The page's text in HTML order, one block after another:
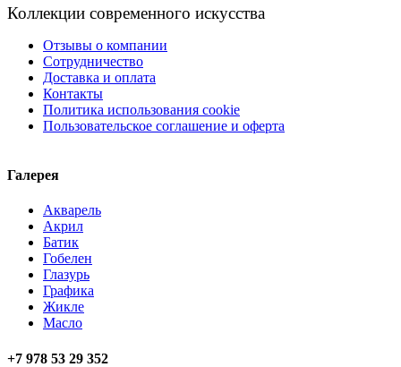
Коллекции современного искусства
Отзывы о компании
Сотрудничество
Доставка и оплата
Контакты
Политика использования cookie
Пользовательское соглашение и оферта
Галерея
Акварель
Акрил
Батик
Гобелен
Глазурь
Графика
Жикле
Масло
+7 978 53 29 352